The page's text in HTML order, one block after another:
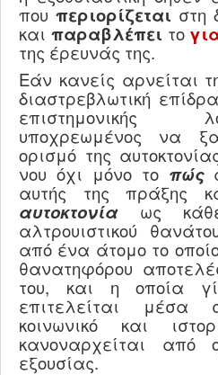
πουπεριορίζεται στη
και παραβλέπει το
της έρευνάς της.
Εάν κανείς αρνείται
διαστρεβλωτική
επιστημονικής
υποχρεωμένος να
ορισμό της
νου όχι μόνο το πώς
αυτής της πράξης
αυτοκτονία ως
αλτρουιστικού
από ένα άτομο το
θανατηφόρου
του, και η οποία
επιτελείται
κοινωνικό και
κανοναρχείται από
εξουσίας.